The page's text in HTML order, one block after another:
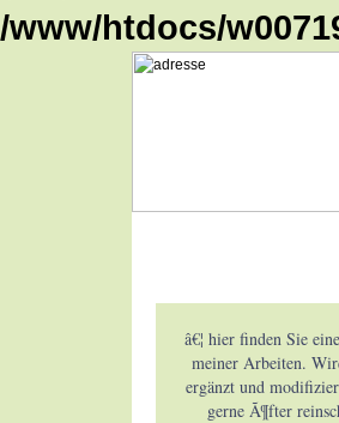
/www/htdocs/
â€¦ hier finden Sie
meiner Arbeiten.
ergänzt und
gerne Ã¶fter